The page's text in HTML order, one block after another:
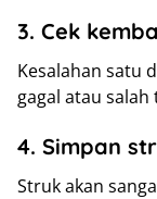
3. Cek
Kesalahan satu
gagal atau salah
4. Simpan
Struk akan